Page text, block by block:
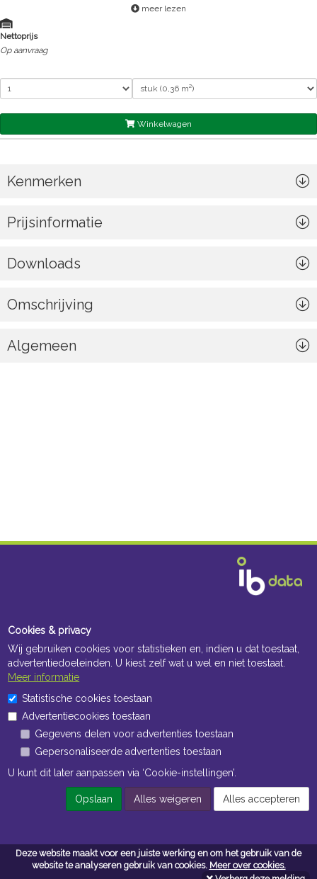
Deze website maakt voor een juiste werking en om het gebruik van de
website te analyseren gebruik van cookies. Meer over cookies.
meer lezen
Nettoprijs
Op aanvraag
Winkelwagen
Kenmerken
Prijsinformatie
Downloads
Omschrijving
Algemeen
Openingstijden Kantoor
ma t/m vr 8:30 uur tot 17:00 uur
Openingstijden Magazijn
ma t/m vr 7:00 uur tot 16:30 uur
Algemene voorwaarden
Cookies & privacy
Wij gebruiken cookies voor statistieken en, indien u dat toestaat,
advertentiedoeleinden. U kiest zelf wat u wel en niet toestaat.
Meer informatie
Statistische cookies toestaan
Advertentiecookies toestaan
Gegevens delen voor advertenties toestaan
Gepersonaliseerde advertenties toestaan
U kunt dit later aanpassen via ‘Cookie-instellingen’.
Opslaan Alles weigeren Alles accepteren